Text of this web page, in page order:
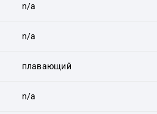
n/a
n/a
плавающий
n/a